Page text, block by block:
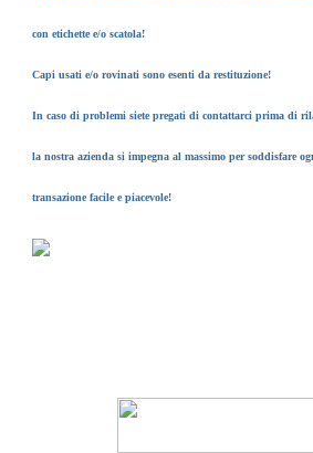
con etichette e/o scatola!
Capi usati e/o rovinati sono esenti da restituzione!
In caso di problemi siete pregati di contattarci prima di
la nostra azienda si impegna al massimo per soddisfare
transazione facile e piacevole!